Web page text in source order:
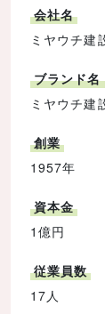
会社名
ミヤウチ建
ブランド名
ミヤウチ建
創業
1957年
資本金
1億円
従業員数
17人